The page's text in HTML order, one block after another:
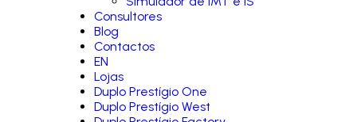
Consultores
Blog
Contactos
EN
Lojas
Duplo Prestígio One
Duplo Prestígio West